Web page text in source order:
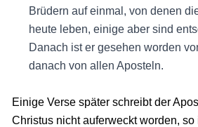
Brüdern auf einmal, von denen
heute leben, einige aber sind
Danach ist er gesehen worden
danach von allen Aposteln.
Einige Verse später schreibt der
Christus nicht auferweckt worden, so